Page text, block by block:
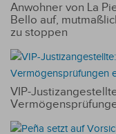
Anwohner von La
Bello auf,
zu stoppen
VIP-